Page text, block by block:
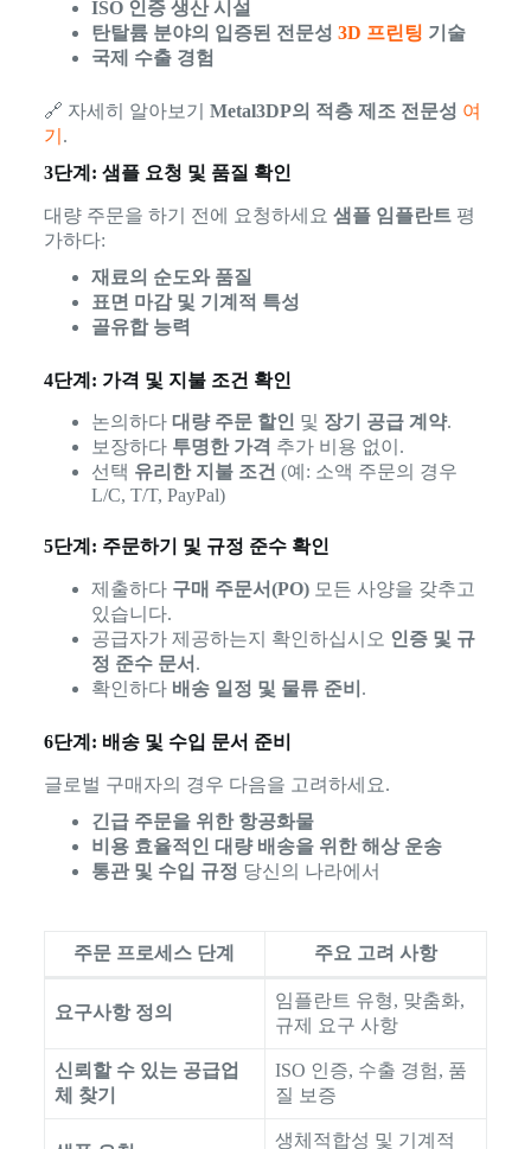
ISO 인증 생산 시설
탄탈륨 분야의 입증된 전문성 3D 프린팅 기술
국제 수출 경험
🔗 자세히 알아보기 Metal3DP의 적층 제조 전문성 여
기 .
3단계: 샘플 요청 및 품질 확인
대량 주문을 하기 전에 요청하세요 샘플 임플란트평
가하다:
재료의 순도와 품질
표면 마감 및 기계적 특성
골유합 능력
4단계: 가격 및 지불 조건 확인
논의하다 대량 주문 할인 및 장기 공급 계약.
보장하다 투명한 가격 추가 비용 없이.
선택 유리한 지불 조건 (예: 소액 주문의 경우
L/C, T/T, PayPal)
5단계: 주문하기 및 규정 준수 확인
제출하다 구매 주문서(PO)모든 사양을 갖추고
있습니다.
공급자가 제공하는지 확인하십시오 인증 및 규
정 준수 문서 .
확인하다 배송 일정 및 물류 준비 .
6단계: 배송 및 수입 문서 준비
글로벌 구매자의 경우 다음을 고려하세요.
긴급 주문을 위한 항공화물
비용 효율적인 대량 배송을 위한 해상 운송
통관 및 수입 규정 당신의 나라에서
주문 프로세스 단계 주요 고려 사항
요구사항 정의
임플란트 유형, 맞춤화,
규제 요구 사항
신뢰할 수 있는 공급업
체 찾기
ISO 인증, 수출 경험, 품
질 보증
생체적합성 및 기계적